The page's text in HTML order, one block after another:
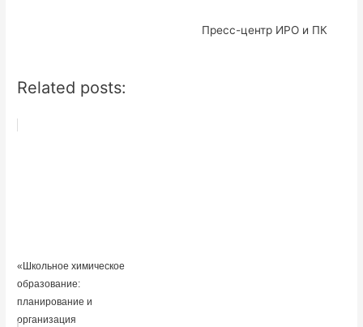
Пресс-центр ИРО и ПК
Related posts:
«Школьное химическое
образование:
планирование и
организация